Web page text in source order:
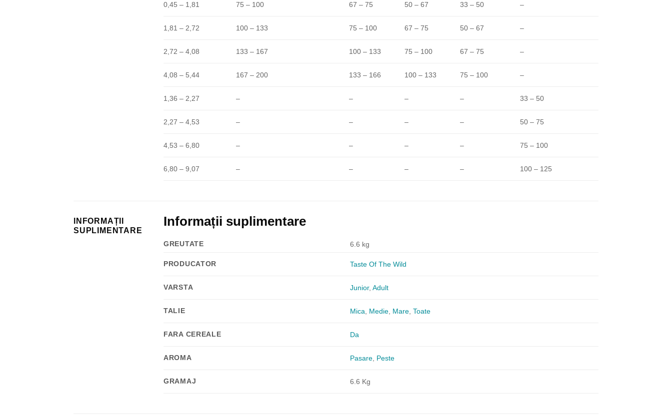
0,45 – 1,81 75 – 100 67 – 75 50 – 67 33 – 50 –
1,81 – 2,72 100 – 133 75 – 100 67 – 75 50 – 67 –
2,72 – 4,08 133 – 167 100 – 133 75 – 100 67 – 75 –
4,08 – 5,44 167 – 200 133 – 166 100 – 133 75 – 100 –
1,36 – 2,27 – – – – 33 – 50
2,27 – 4,53 – – – – 50 – 75
4,53 – 6,80 – – – – 75 – 100
6,80 – 9,07 – – – – 100 – 125
INFORMAȚII
SUPLIMENTARE
Informații suplimentare
GREUTATE 6.6 kg
PRODUCATOR Taste Of The Wild
VARSTA Junior,Adult
TALIE Mica Medie Mare ,Toate
FARA CEREALE Da
AROMA Pasare Peste
GRAMAJ 6.6 Kg